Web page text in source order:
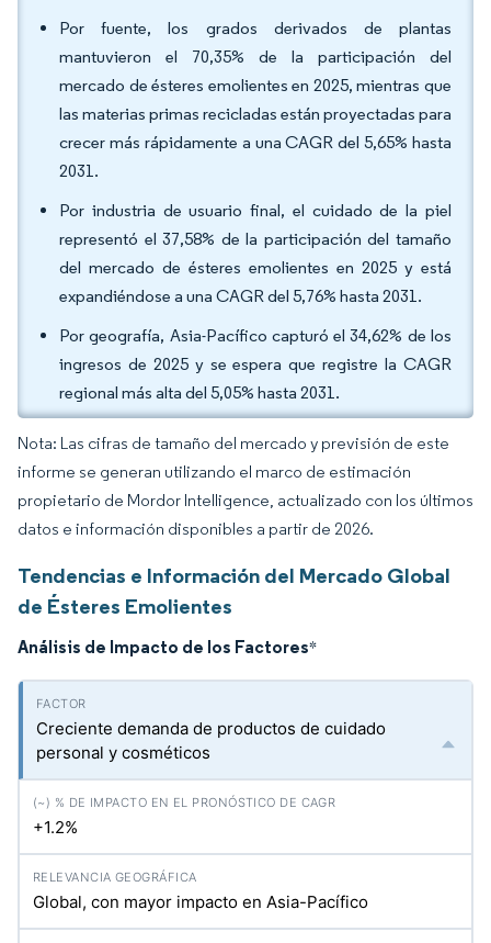
Por fuente, los grados derivados de plantas
mantuvieron el 70,35% de la participación del
mercado de ésteres emolientes en 2025, mientras que
las materias primas recicladas están proyectadas para
crecer más rápidamente a una CAGR del 5,65% hasta
2031.
Por industria de usuario final, el cuidado de la piel
representó el 37,58% de la participación del tamaño
del mercado de ésteres emolientes en 2025 y está
expandiéndose a una CAGR del 5,76% hasta 2031.
Por geografía, Asia-Pacífico capturó el 34,62% de los
ingresos de 2025 y se espera que registre la CAGR
regional más alta del 5,05% hasta 2031.
Nota: Las cifras de tamaño del mercado y previsión de este
informe se generan utilizando el marco de estimación
propietario de Mordor Intelligence, actualizado con los últimos
datos e información disponibles a partir de 2026.
Tendencias e Información del Mercado Global
de Ésteres Emolientes
Análisis de Impacto de los Factores*
Creciente demanda de productos de cuidado
personal y cosméticos
+1.2%
Global, con mayor impacto en Asia-Pacífico